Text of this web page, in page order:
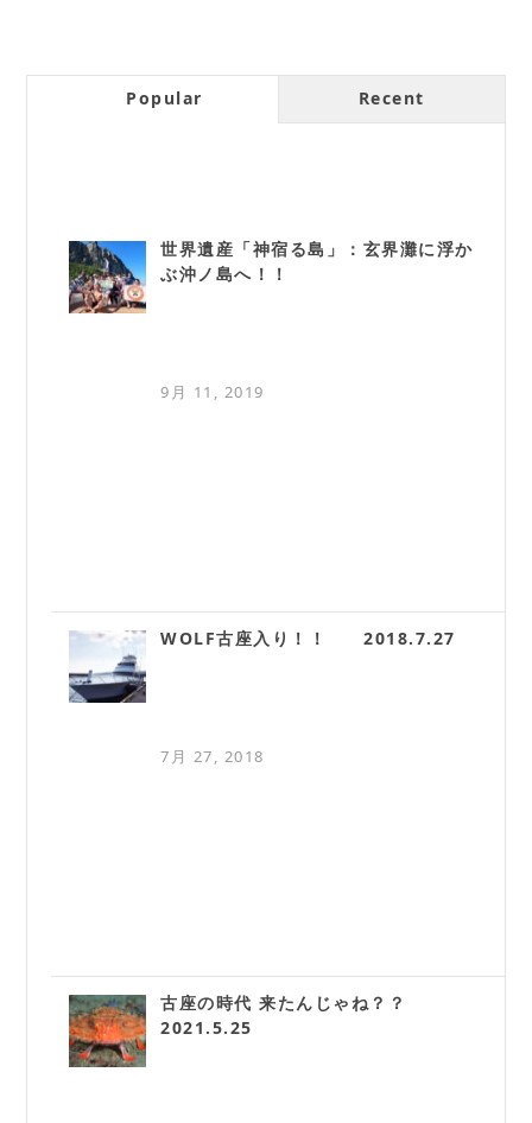
Popular Recent
世界遺産「神宿る島」：玄界灘に浮か
ぶ沖ノ島へ！！
9月 11, 2019
WOLF古座入り！！ 2018.7.27
7月 27, 2018
古座の時代 来たんじゃね？？
2021.5.25